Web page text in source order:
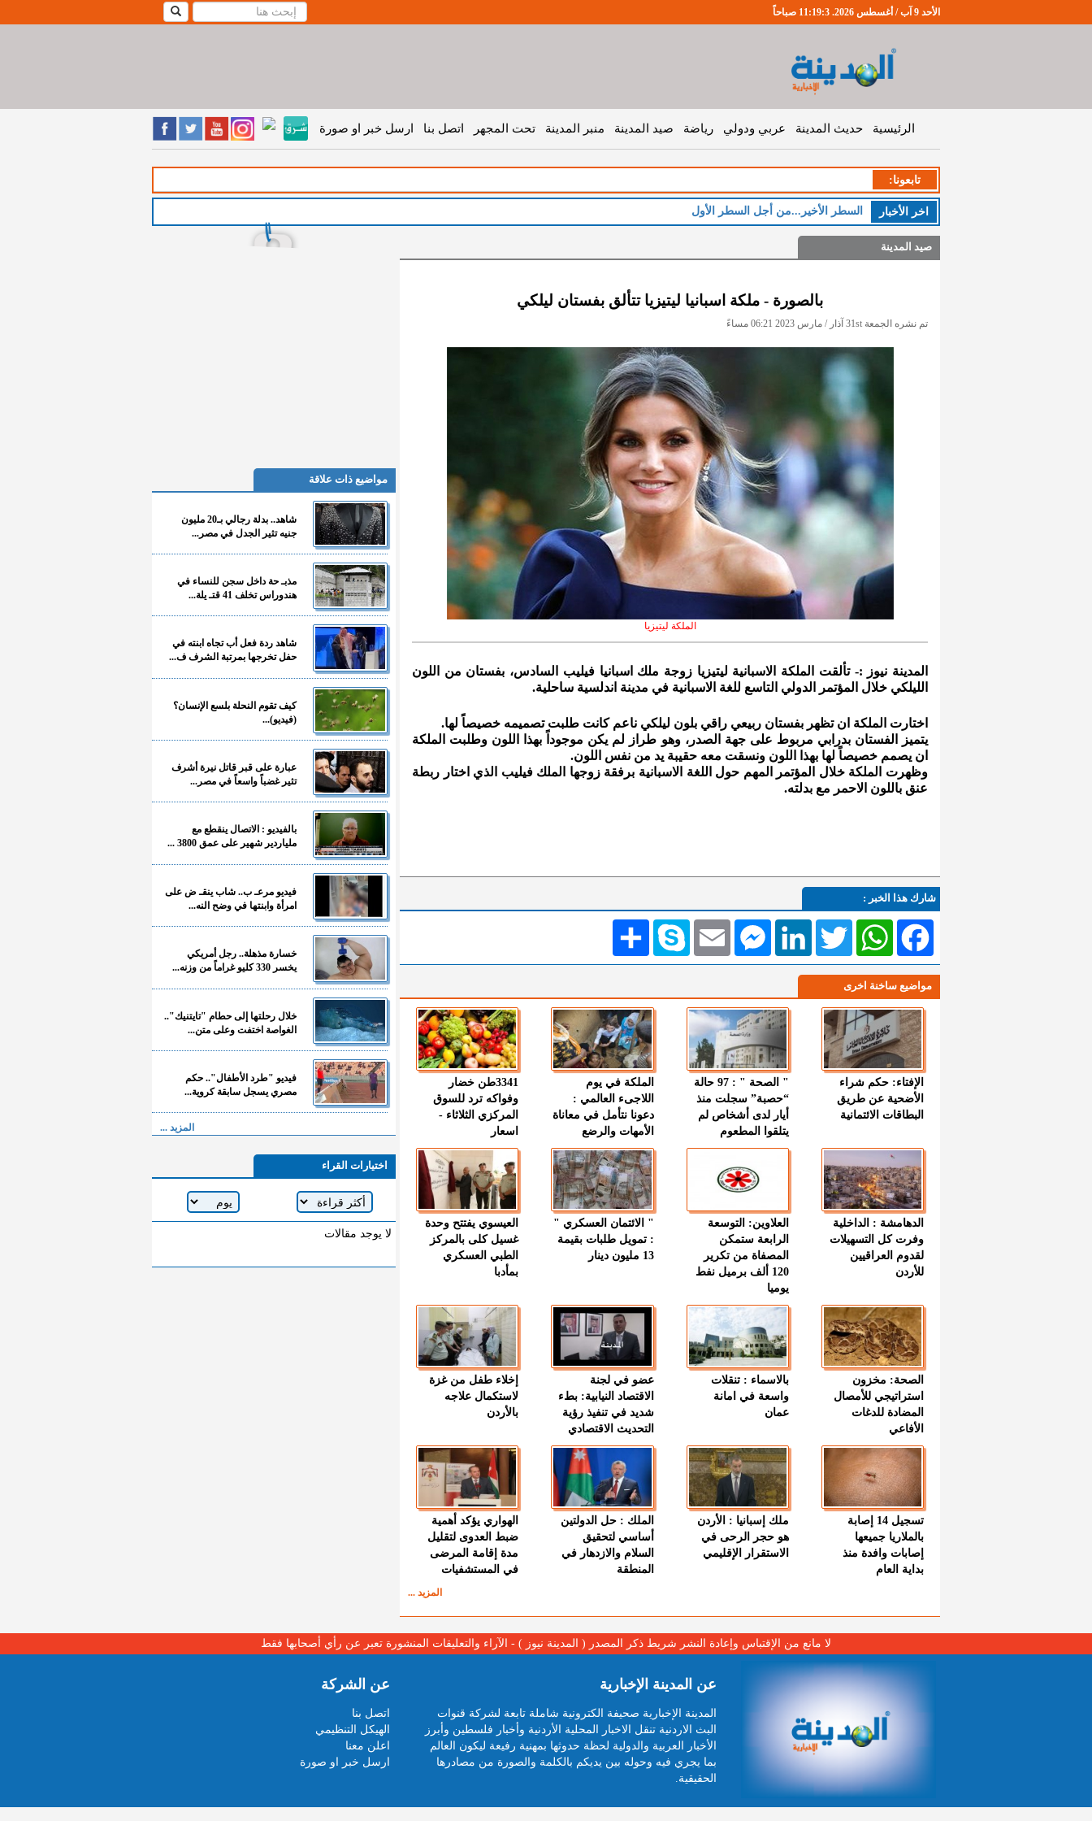
الأحد 9 آب / أغسطس 2026. 11:19:4 صباحاً
الرئيسية حديث المدينة عربي ودولي رياضة صيد المدينة منبر المدينة تحت المجهر اتصل بنا ارسل خبر او صورة
تابعونا:
اخر اﻷخبار السطر الأخير...من أجل السطر الأول
صيد المدينة
بالصورة - ملكة اسبانيا ليتيزيا تتألق بفستان ليلكي
تم نشره الجمعة 31st آذار / مارس 2023 06:21 مساءً
الملكة ليتيزيا
المدينة نيوز :- تألقت الملكة الاسبانية ليتيزيا زوجة ملك اسبانيا فيليب السادس، بفستان من اللون
الليلكي خلال المؤتمر الدولي التاسع للغة الاسبانية في مدينة اندلسية ساحلية.
اختارت الملكة ان تظهر بفستان ربيعي راقي بلون ليلكي ناعم كانت طلبت تصميمه خصيصاً لها.
يتميز الفستان بدرابي مربوط على جهة الصدر، وهو طراز لم يكن موجوداً بهذا اللون وطلبت الملكة
ان يصمم خصيصاً لها بهذا اللون ونسقت معه حقيبة يد من نفس اللون.
وظهرت الملكة خلال المؤتمر المهم حول اللغة الاسبانية برفقة زوجها الملك فيليب الذي اختار ربطة
عنق باللون الاحمر مع بدلته.
شارك هذا الخبر :
انشر Skype EmailMessengerLinkedIn TwitterWhatsAppFacebook
مواضيع ساخنة اخرى
الإفتاء: حكم شراء
الأضحية عن طريق
البطاقات الائتمانية
" الصحة " : 97 حالة
“حصبة” سجلت منذ
أيار لدى أشخاص لم
يتلقوا المطعوم
الملكة في يوم
اللاجىء العالمي :
دعونا نتأمل في معاناة
الأمهات والرضع
3341طن خضار
وفواكه ترد للسوق
المركزي الثلاثاء -
اسعار
الدهامشة : الداخلية
وفرت كل التسهيلات
لقدوم العراقيين
للأردن
العلاوين: التوسعة
الرابعة ستمكن
المصفاة من تكرير
120 ألف برميل نفط
يوميا
" الائتمان العسكري "
: تمويل طلبات بقيمة
13 مليون دينار
العيسوي يفتتح وحدة
غسيل كلى بالمركز
الطبي العسكري
بمأدبا
الصحة: مخزون
استراتيجي للأمصال
المضادة للدغات
الأفاعي
بالاسماء : تنقلات
واسعة في امانة
عمان
عضو في لجنة
الاقتصاد النيابية: بطء
شديد في تنفيذ رؤية
التحديث الاقتصادي
إخلاء طفل من غزة
لاستكمال علاجه
بالأردن
تسجيل 14 إصابة
بالملاريا جميعها
إصابات وافدة منذ
بداية العام
ملك إسبانيا : الأردن
هو حجر الرحى في
الاستقرار الإقليمي
الملك : حل الدولتين
أساسي لتحقيق
السلام والازدهار في
المنطقة
الهواري يؤكد أهمية
ضبط العدوى لتقليل
مدة إقامة المرضى
في المستشفيات
المزيد ...
مواضيع ذات علاقة
شاهد.. بدلة رجالي بـ20 مليون
جنيه تثير الجدل في مصر...
مذبـ حة داخل سجن للنساء في
هندوراس تخلف 41 قتـ يلة...
شاهد ردة فعل أب تجاه ابنته في
حفل تخرجها بمرتبة الشرف ف...
كيف تقوم النحلة بلسع الإنسان؟
(فيديو)...
عبارة على قبر قاتل نيرة أشرف
تثير غضباً واسعاً في مصر...
بالفيديو : الاتصال ينقطع مع
ملياردير شهير على عمق 3800 ...
فيديو مرعـ ب.. شاب ينقـ ض على
امرأة وابنتها في وضح النه...
خسارة مذهلة.. رجل أمريكي
يخسر 330 كليو غراماً من وزنه...
خلال رحلتها إلى حطام "تايتنيك"..
الغواصة اختفت وعلى متن...
فيديو "طرد الأطفال".. حكم
مصري يسجل سابقة كروية...
المزيد ...
اختيارات القراء
لا يوجد مقالات
لا مانع من الإقتباس وإعادة النشر شريط ذكر المصدر ( المدينة نيوز ) - الآراء والتعليقات المنشورة تعبر عن رأي أصحابها فقط
عن المدينة الإخبارية
المدينة الإخبارية صحيفة الكترونية شاملة تابعة لشركة قنوات
البث الاردنية تنقل الاخبار المحلية الأردنية وأخبار فلسطين وأبرز
الأخبار العربية والدولية لحظة حدوثها بمهنية رفيعة ليكون العالم
بما يجري فيه وحوله بين يديكم بالكلمة والصورة من مصادرها
الحقيقية.
عن الشركة
اتصل بنا
الهيكل التنظيمي
اعلن معنا
ارسل خبر او صورة